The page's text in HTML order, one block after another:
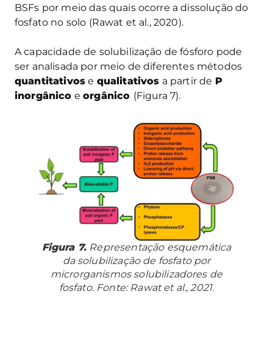
BSFs por meio das quais ocorre a dissolução do
fosfato no solo (Rawat et al., 2020).
A capacidade de solubilização de fósforo pode
ser analisada por meio de diferentes métodos
quantitativos e qualitativos a partir de P
inorgânico eorgânico (Figura 7).
Figura 7. Representação esquemática
da solubilização de fosfato por
microrganismos solubilizadores de
fosfato. Fonte: Rawat et al., 2021.